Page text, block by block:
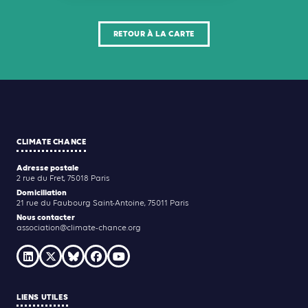
RETOUR À LA CARTE
CLIMATE CHANCE
Adresse postale
2 rue du Fret, 75018 Paris
Domiciliation
21 rue du Faubourg Saint-Antoine, 75011 Paris
Nous contacter
association@climate-chance.org
LIENS UTILES